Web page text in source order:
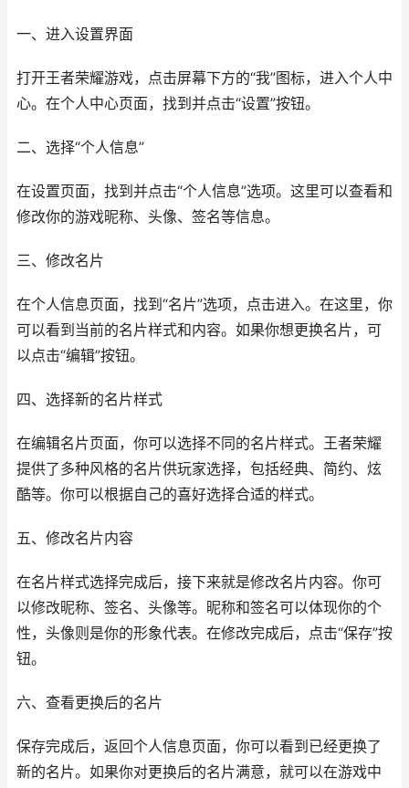
一、进入设置界面
打开王者荣耀游戏，点击屏幕下方的“我”图标，进入个人中
心。在个人中心页面，找到并点击“设置”按钮。
二、选择“个人信息”
在设置页面，找到并点击“个人信息”选项。这里可以查看和
修改你的游戏昵称、头像、签名等信息。
三、修改名片
在个人信息页面，找到“名片”选项，点击进入。在这里，你
可以看到当前的名片样式和内容。如果你想更换名片，可
以点击“编辑”按钮。
四、选择新的名片样式
在编辑名片页面，你可以选择不同的名片样式。王者荣耀
提供了多种风格的名片供玩家选择，包括经典、简约、炫
酷等。你可以根据自己的喜好选择合适的样式。
五、修改名片内容
在名片样式选择完成后，接下来就是修改名片内容。你可
以修改昵称、签名、头像等。昵称和签名可以体现你的个
性，头像则是你的形象代表。在修改完成后，点击“保存”按
钮。
六、查看更换后的名片
保存完成后，返回个人信息页面，你可以看到已经更换了
新的名片。如果你对更换后的名片满意，就可以在游戏中